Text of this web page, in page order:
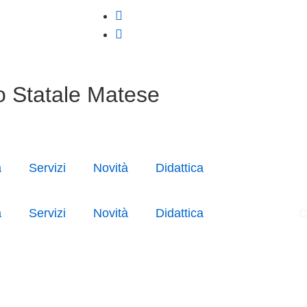
Statale Matese
Servizi Novità Didattica
Servizi Novità Didattica